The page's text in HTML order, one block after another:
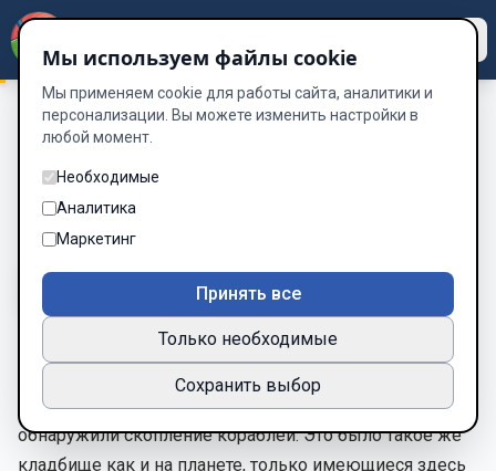
А вот и мы / 31
31
Глава 34 из 39
Шрифт
31. На нашем боте стоял свой локатор – сканер. Хоть и
был он слабоватым, но и с его помощью мы
обнаружили скопление кораблей. Это было такое же
кладбище как и на планете, только имеющиеся здесь
Мы используем файлы cookie
Мы применяем cookie для работы сайта, аналитики и
персонализации. Вы можете изменить настройки в
любой момент.
Необходимые
Аналитика
Маркетинг
Принять все
Только необходимые
Сохранить выбор